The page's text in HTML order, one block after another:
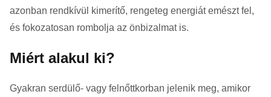
azonban rendkívül kimerítő, rengeteg energiát emészt fel,
és fokozatosan rombolja az önbizalmat is.
Miért alakul ki?
Gyakran serdülő- vagy felnőttkorban jelenik meg, amikor